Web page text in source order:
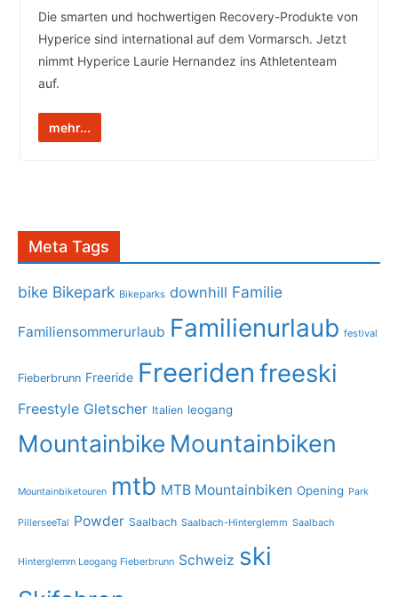
Die smarten und hochwertigen Recovery-Produkte von
Hyperice sind international auf dem Vormarsch. Jetzt
nimmt Hyperice Laurie Hernandez ins Athletenteam
auf.
mehr...
Meta Tags
bike Bikepark Bikeparks downhill Familie
Familiensommerurlaub Familienurlaub festival
Fieberbrunn Freeride Freeriden freeski
Freestyle Gletscher Italien leogang
Mountainbike Mountainbiken
Mountainbiketouren mtb MTB Mountainbiken Opening Park
PillerseeTal Powder Saalbach Saalbach-Hinterglemm Saalbach
Hinterglemm Leogang Fieberbrunn Schweiz ski